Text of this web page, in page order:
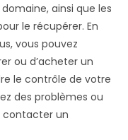
ainsi que les
le récupérer. En
vous pouvez
ou d’acheter un
le contrôle de votre
des problèmes ou
contacter un